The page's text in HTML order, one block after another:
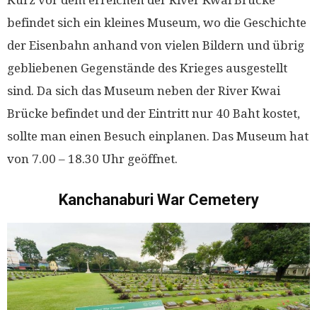
befindet sich ein kleines Museum, wo die Geschichte
der Eisenbahn anhand von vielen Bildern und übrig
gebliebenen Gegenstände des Krieges ausgestellt
sind. Da sich das Museum neben der River Kwai
Brücke befindet und der Eintritt nur 40 Baht kostet,
sollte man einen Besuch einplanen. Das Museum hat
von 7.00 – 18.30 Uhr geöffnet.
Kanchanaburi War Cemetery